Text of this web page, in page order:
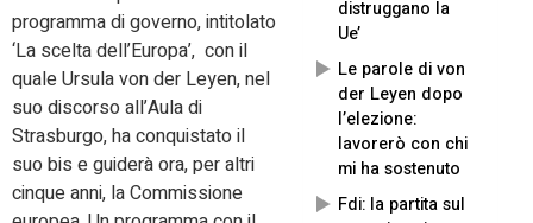
distruggano la
Ue’
Le parole di von
der Leyen dopo
l’elezione:
lavorerò con chi
mi ha sostenuto
Fdi: la partita sul
programma di governo, intitolato
‘La scelta dell’Europa’, con il
quale Ursula von der Leyen, nel
suo discorso all’Aula di
Strasburgo, ha conquistato il
suo bis e guiderà ora, per altri
cinque anni, la Commissione